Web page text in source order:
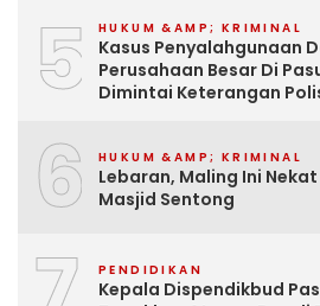
5 HUKUM &AMP; KRIMINAL
Kasus Penyalahgunaan
Perusahaan Besar Di
Dimintai Keterangan
6 HUKUM &AMP; KRIMINAL
Lebaran, Maling Ini
Masjid Sentong
PENDIDIKAN
Kepala Dispendikbud